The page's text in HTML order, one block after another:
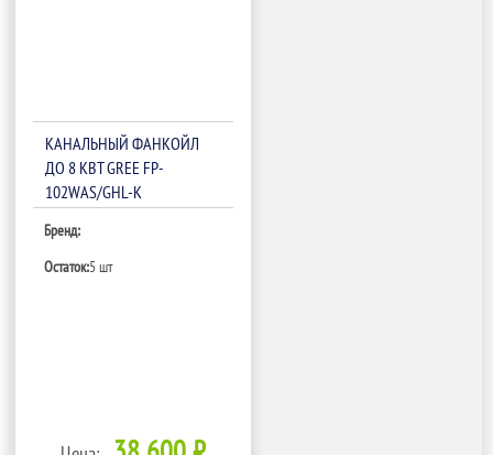
КАНАЛЬНЫЙ ФАНКОЙЛ
ДО 8 КВТ GREE FP-
102WAS/GHL-K
Бренд:
Остаток:5 шт